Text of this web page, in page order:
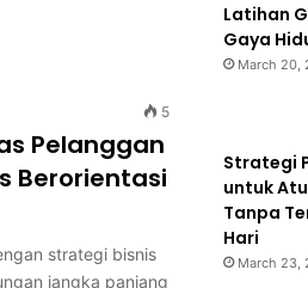
5
Pelanggan
Berorientasi
strategi bisnis
jangka panjang
Latihan
Gaya
March 20,
Strategi
untuk
Tanpa
Hari
March 23,